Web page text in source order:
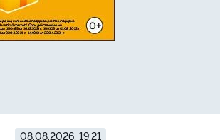
08.08.2026, 19:21